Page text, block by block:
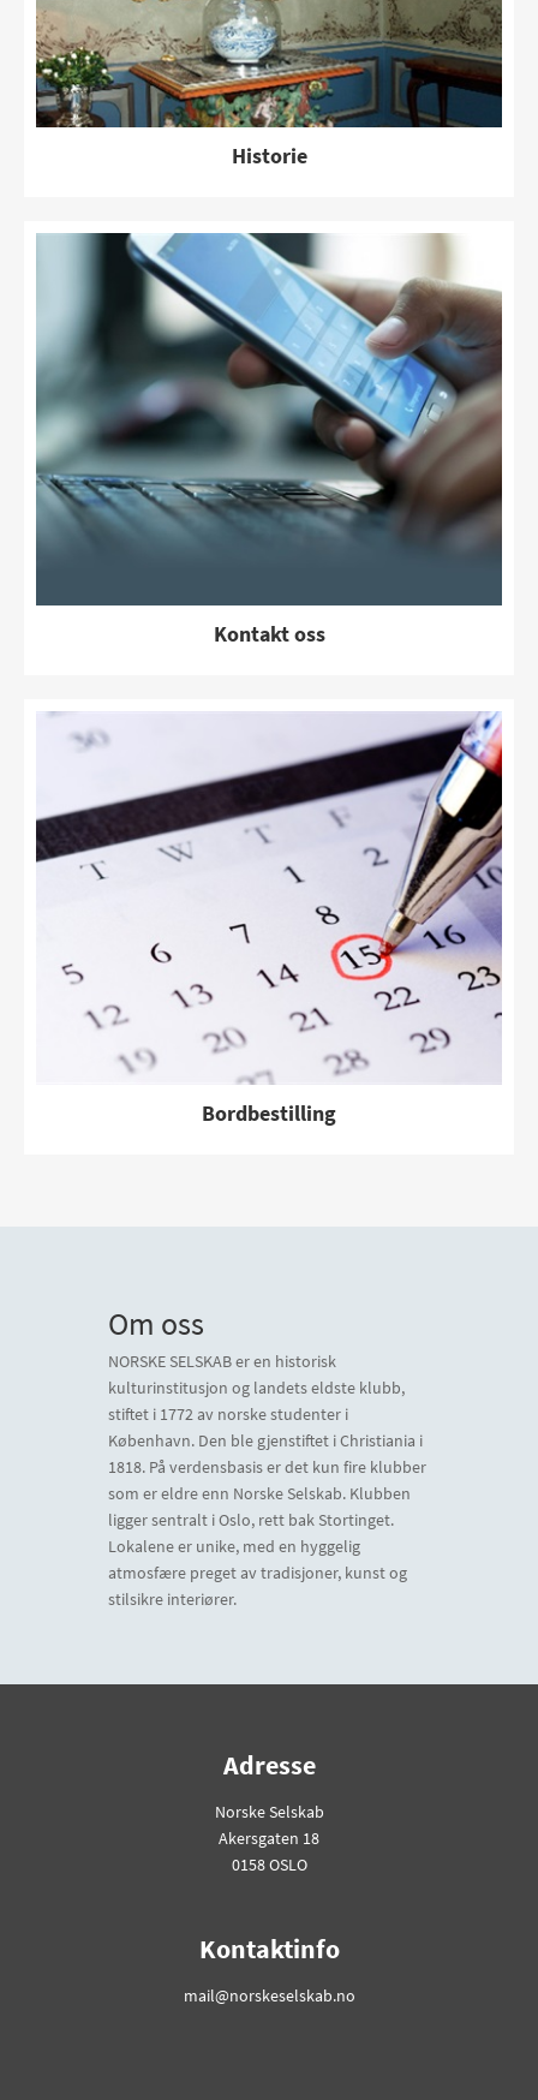
Historie
Kontakt oss
Bordbestilling
Om oss
NORSKE SELSKAB er en historisk
kulturinstitusjon og landets eldste klubb,
stiftet i 1772 av norske studenter i
København. Den ble gjenstiftet i Christiania i
1818. På verdensbasis er det kun fire klubber
som er eldre enn Norske Selskab. Klubben
ligger sentralt i Oslo, rett bak Stortinget.
Lokalene er unike, med en hyggelig
atmosfære preget av tradisjoner, kunst og
stilsikre interiører.
Adresse
Norske Selskab
Akersgaten 18
0158 OSLO
Kontaktinfo
mail@norskeselskab.no